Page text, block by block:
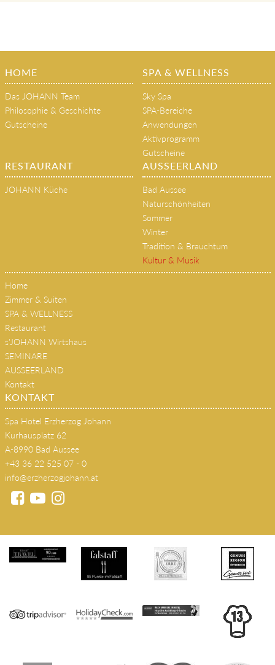
HOME
Das JOHANN Team
Philosophie & Geschichte
Gutscheine
SPA & WELLNESS
Sky Spa
SPA-Bereiche
Anwendungen
Aktivprogramm
Gutscheine
RESTAURANT
JOHANN Küche
AUSSEERLAND
Bad Aussee
Naturschönheiten
Sommer
Winter
Tradition & Brauchtum
Kultur & Musik
Home
Zimmer & Suiten
SPA & WELLNESS
Restaurant
s'JOHANN Wirtshaus
SEMINARE
AUSSEERLAND
Kontakt
KONTAKT
Spa Hotel Erzherzog Johann
Kurhausplatz 62
A-8990 Bad Aussee
+43 36 22 525 07 - 0
info@erzherzogjohann.at